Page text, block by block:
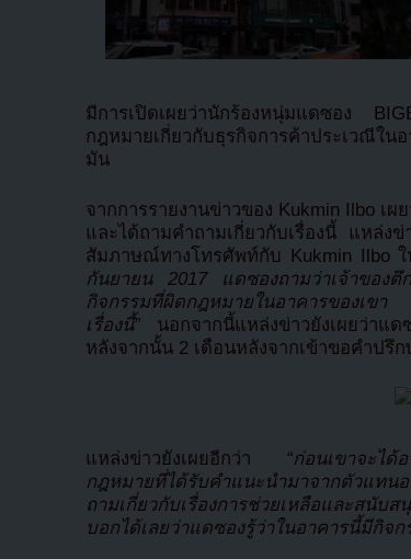
มีการเปิดเผยว่านักร้องหนุ่มแดซอง
กฎหมายเกี่ยวกับธุรกิจการค้าประเวณีใน
มัน
จากการรายงานข่าวของ Kukmin Ilbo เ
และได้ถามคำถามเกี่ยวกับเรื่องนี้ แหล่ง
สัมภาษณ์ทางโทรศัพท์กับ Kukmin Ilbo
กันยายน 2017 แดซองถามว่าเจ้าของตึ
กิจกรรมที่ผิดกฎหมายในอาคารของเขา
เรื่องนี้” นอกจากนี้แหล่งข่าวยังเผยว่าแด
หลังจากนั้น 2 เดือนหลังจากเข้าขอคำปรึก
แหล่งข่าวยังเผยอีกว่า “ก่อนเขาจะไ
กฎหมายที่ได้รับคำแนะนำมาจากตัวแท
ถามเกี่ยวกับเรื่องการช่วยเหลือและสนับ
บอกได้เลยว่าแดซองรู้ว่าในอาคารนี้มีกิจ